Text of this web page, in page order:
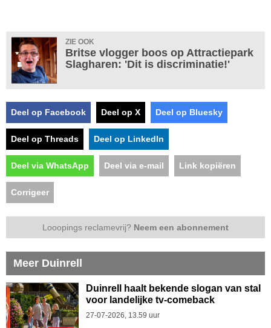
ZIE OOK
Britse vlogger boos op Attractiepark
Slagharen: 'Dit is discriminatie!'
Deel op Facebook Deel op X Deel op Bluesky
Deel op Threads Deel op LinkedIn
Deel via WhatsApp Deel via e-mail Link kopiëren
Corrigeer
Looopings reclamevrij? Neem een abonnement
Meer Duinrell
Duinrell haalt bekende slogan van stal
voor landelijke tv-comeback
27-07-2026, 13.59 uur